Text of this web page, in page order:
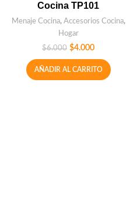
Cocina TP101
Menaje Cocina, Accesorios Cocina,
Hogar
$6.000 $4.000
AÑADIR AL CARRITO